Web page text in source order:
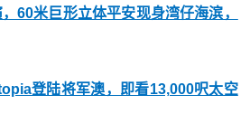
60米巨形立体平安现身湾仔海滨，
登陆将军澳，即看13,000呎太空